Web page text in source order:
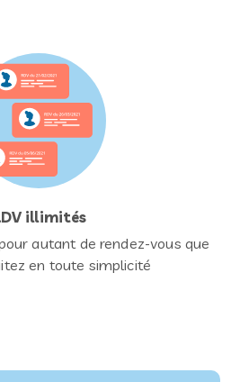
illimités
autant de rendez-vous que
en toute simplicité